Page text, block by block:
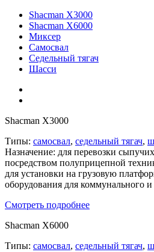
Shacman X3000
Shacman X6000
Миксер
Самосвал
Седельный тягач
Шасси
Shacman X3000
Типы: самосвал, седельный тягач,
Назначение: для перевозки
посредством полуприцепной
для установки на грузовую
оборудования для коммунального и
Смотреть подробнее
Shacman X6000
Типы: самосвал, седельный тягач,